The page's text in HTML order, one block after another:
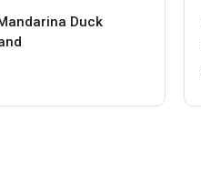
Duck